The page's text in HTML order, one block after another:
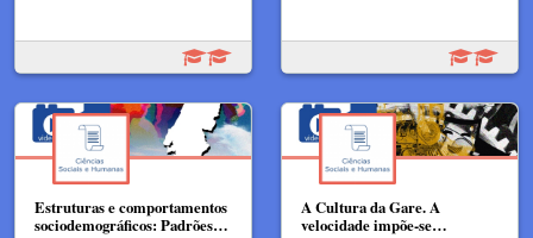
Estruturas e comportamentos
sociodemográficos: Padrões…
A Cultura da Gare. A
velocidade impõe-se​​…